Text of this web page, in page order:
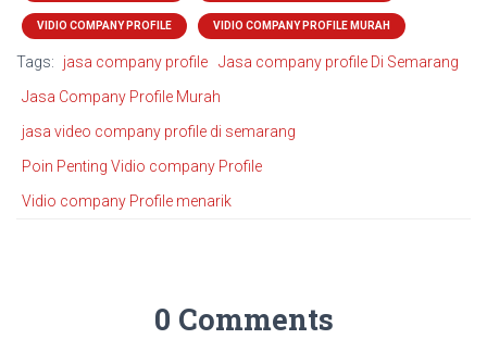
VIDIO COMPANY PROFILE VIDIO COMPANY PROFILE MURAH
Tags: jasa company profile
Jasa company profile Di Semarang
Jasa Company Profile Murah
jasa video company profile di semarang
Poin Penting Vidio company Profile
Vidio company Profile menarik
0 Comments